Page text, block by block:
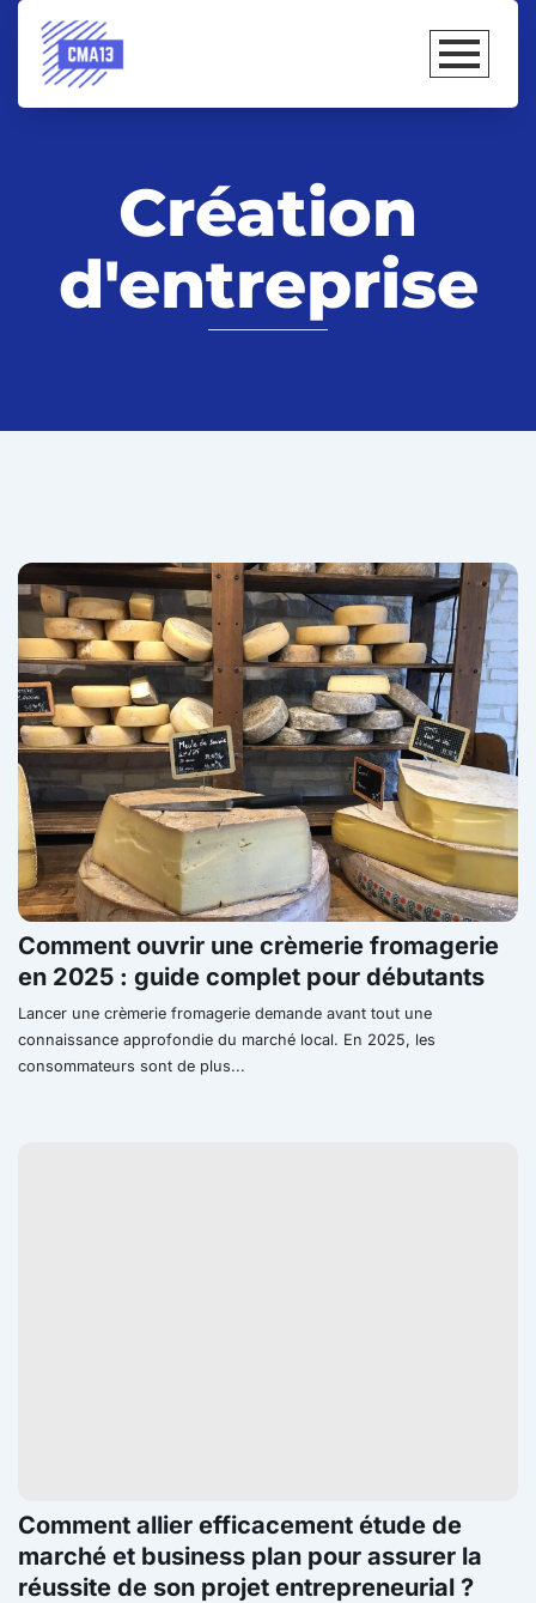
Création
d'entreprise
Comment ouvrir une crèmerie fromagerie
en 2025 : guide complet pour débutants
Lancer une crèmerie fromagerie demande avant tout une
connaissance approfondie du marché local. En 2025, les
consommateurs sont de plus...
Comment allier efficacement étude de
marché et business plan pour assurer la
réussite de son projet entrepreneurial ?